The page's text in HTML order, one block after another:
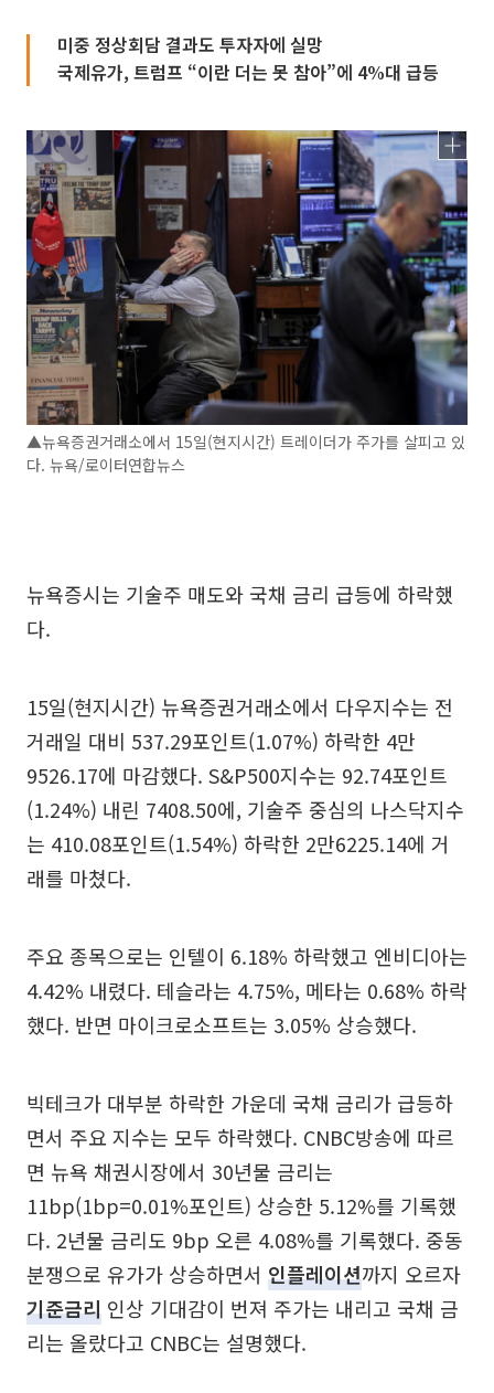
미중 정상회담 결과도 투자자에 실망
국제유가, 트럼프 “이란 더는 못 참아”에 4%대 급등
▲뉴욕증권거래소에서 15일(현지시간) 트레이더가 주가를 살피고 있
다. 뉴욕/로이터연합뉴스
뉴욕증시는 기술주 매도와 국채 금리 급등에 하락했
다.
15일(현지시간) 뉴욕증권거래소에서 다우지수는 전
거래일 대비 537.29포인트(1.07%) 하락한 4만
9526.17에 마감했다. S&P500지수는 92.74포인트
(1.24%) 내린 7408.50에, 기술주 중심의 나스닥지수
는 410.08포인트(1.54%) 하락한 2만6225.14에 거
래를 마쳤다.
주요 종목으로는 인텔이 6.18% 하락했고 엔비디아는
4.42% 내렸다. 테슬라는 4.75%, 메타는 0.68% 하락
했다. 반면 마이크로소프트는 3.05% 상승했다.
빅테크가 대부분 하락한 가운데 국채 금리가 급등하
면서 주요 지수는 모두 하락했다. CNBC방송에 따르
면 뉴욕 채권시장에서 30년물 금리는
11bp(1bp=0.01%포인트) 상승한 5.12%를 기록했
다. 2년물 금리도 9bp 오른 4.08%를 기록했다. 중동
분쟁으로 유가가 상승하면서 인플레이션까지 오르자
기준금리 인상 기대감이 번져 주가는 내리고 국채 금
리는 올랐다고 CNBC는 설명했다.